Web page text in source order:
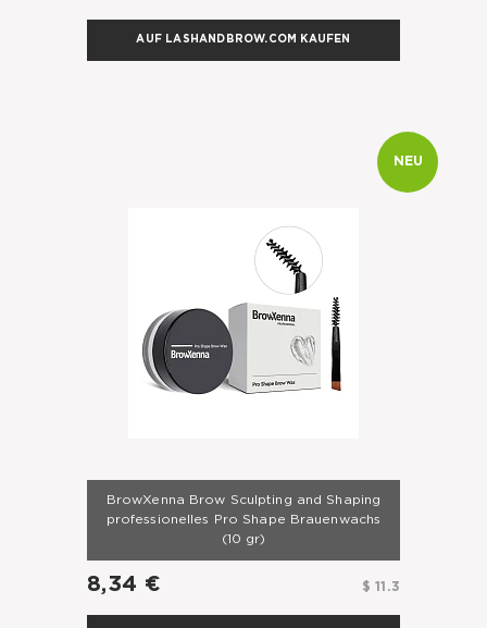
AUF LASHANDBROW.COM KAUFEN
NEU
BrowXenna Brow Sculpting and Shaping
professionelles Pro Shape Brauenwachs
(10 gr)
8,34 € $ 11.3